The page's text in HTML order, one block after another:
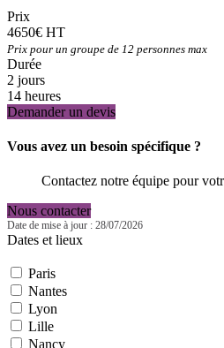
Prix
4650€ HT
Prix pour un groupe de 12 personnes max
Durée
2 jours
14 heures
Demander un devis
Vous avez un besoin spécifique ?
Contactez notre équipe pour
Nous contacter
Date de mise à jour : 28/07/2026
Dates et lieux
Paris
Nantes
Lyon
Lille
Nancy